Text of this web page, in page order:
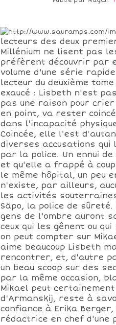
lecteurs des deux
Millénium ne lisent pas
préfèrent découvrir par
volume d'une série
lecteur du deuxième tome
exaucé : Lisbeth n'est
pas une raison pour
en point, va rester
dans l'incapacité
Coincée, elle l'est
diverses accusations
par la police. Un ennui
et qu'elle a frappé à
le même hôpital, un peu
n'existe, par ailleurs,
les activités
Säpo, la police de
gens de l'ombre auront
ceux qui les gênent ou
on peut compter sur
aime beaucoup Lisbeth
rencontrer, et, d'autre
un beau scoop sur des
par la même occasion,
Mikael peut
d'Armanskij, reste à
confiance à Erika
rédactrice en chef d'une